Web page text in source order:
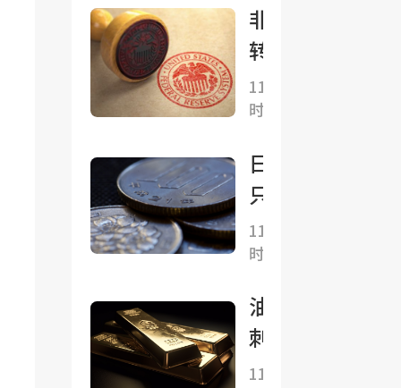
1122
万台
中国
占比
达
62%
迷
离”：
就业
减、失
华尔街
分析师
怎么
看?
非农
转负
的另
一种
法：
贝莱
德固
收
CIO
称AI
正让
11小
时前
日元
只是
暂时
稳
中期
选举
后怎
11小
时前
油价
刺激
通
11小